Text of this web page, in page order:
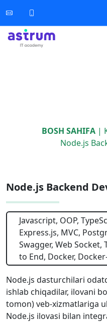
BOSH SAHIFA |
Node.js
Node.js Backend
Javascript, OOP,
Express.js, MVC,
Swagger, Web Socket,
to End, Docker,
Node.js dasturchilari
ishlab chiqadilar, ilovani
tomon) veb-xizmatlariga
Node.js ilovasi bilan